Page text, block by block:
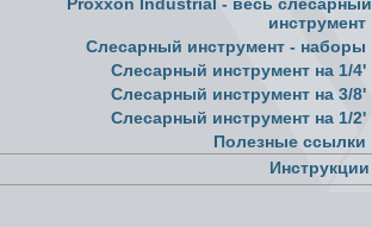
инструмент
Слесарный инструмент - наборы
Слесарный инструмент на 1/4'
Слесарный инструмент на 3/8'
Слесарный инструмент на 1/2'
Полезные ссылки
Инструкции